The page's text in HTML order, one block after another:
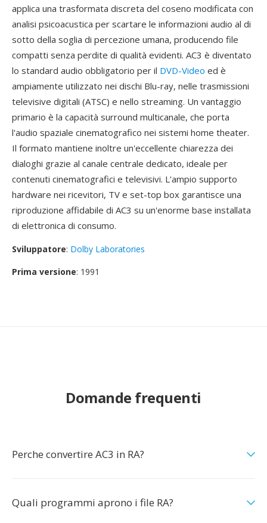
applica una trasformata discreta del coseno modificata con
analisi psicoacustica per scartare le informazioni audio al di
sotto della soglia di percezione umana, producendo file
compatti senza perdite di qualità evidenti. AC3 è diventato
lo standard audio obbligatorio per il DVD-Video ed è
ampiamente utilizzato nei dischi Blu-ray, nelle trasmissioni
televisive digitali (ATSC) e nello streaming. Un vantaggio
primario è la capacità surround multicanale, che porta
l'audio spaziale cinematografico nei sistemi home theater.
Il formato mantiene inoltre un'eccellente chiarezza dei
dialoghi grazie al canale centrale dedicato, ideale per
contenuti cinematografici e televisivi. L'ampio supporto
hardware nei ricevitori, TV e set-top box garantisce una
riproduzione affidabile di AC3 su un'enorme base installata
di elettronica di consumo.
Sviluppatore: Dolby Laboratories
Prima versione: 1991
Domande frequenti
Perche convertire AC3 in RA?
Quali programmi aprono i file RA?